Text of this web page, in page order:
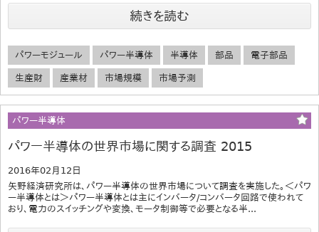
続きを読む
パワーモジュール パワー半導体 半導体 部品 電子部品
生産財 産業材 市場規模 市場予測
パワー半導体
パワー半導体の世界市場に関する調査 2015
2016年02月12日
矢野経済研究所は、パワー半導体の世界市場について調査を実施した。＜パワ
ー半導体とは＞パワー半導体とは主にインバータ/コンバータ回路で使われて
おり、電力のスイッチングや変換、モータ制御等で必要となる半...